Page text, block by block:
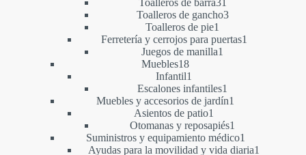
Toalleros de barra31
productos
Toalleros de gancho33
Toalleros de pie1
producto
Ferretería y cerrojos para puertas1
Juegos de manilla1
Muebles1818
productos
Infantil1
producto
Escalones infantiles1
producto
Muebles y accesorios de jardín1
Asientos de patio1
producto
Otomanas y reposapiés1
producto
Suministros y equipamiento médico1
producto
Ayudas para la movilidad y vida diaria1